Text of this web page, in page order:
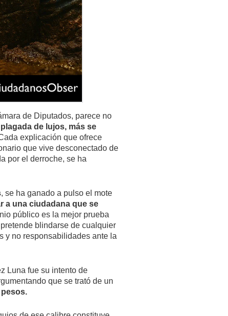
de Diputados, parece no
de lujos, más se
explicación que ofrece
que vive desconectado de
por el derroche, se ha
, se ha ganado a pulso el mote
a una ciudadana que se
público es la mejor prueba
blindarse de cualquier
y no responsabilidades ante la
Luna fue su intento de
que se trató de un